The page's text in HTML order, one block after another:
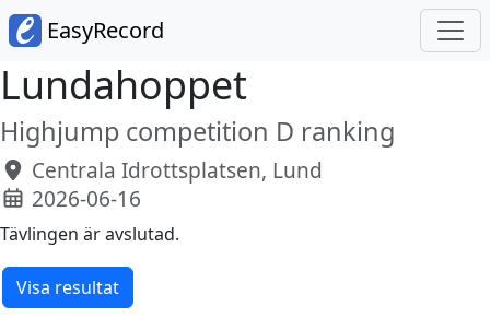
EasyRecord
Lundahoppet
Highjump competition D ranking
Centrala Idrottsplatsen, Lund
2026-06-16
Tävlingen är avslutad.
Visa resultat